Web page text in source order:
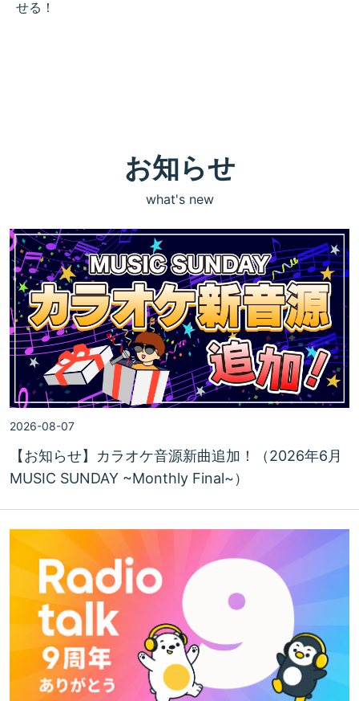
せる！
お知らせ
what's new
【お知らせ】カラオケ音源新曲追加！（2026年6月
MUSIC SUNDAY ~Monthly Final~）
2026-08-07